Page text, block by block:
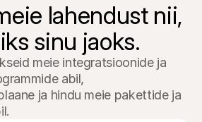
lahendust nii,
sinu jaoks.
meie integratsioonide ja
abil,
ja hindu meie pakettide ja